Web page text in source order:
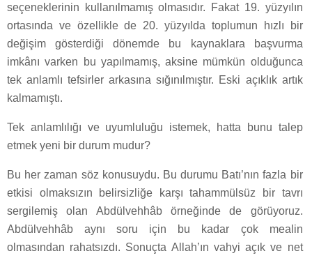
seçeneklerinin kullanılmamış olmasıdır. Fakat 19. yüzyılın
ortasında ve özellikle de 20. yüzyılda toplumun hızlı bir
değişim gösterdiği dönemde bu kaynaklara başvurma
imkânı varken bu yapılmamış, aksine mümkün olduğunca
tek anlamlı tefsirler arkasına sığınılmıştır. Eski açıklık artık
kalmamıştı.
Tek anlamlılığı ve uyumluluğu istemek, hatta bunu talep
etmek yeni bir durum mudur?
Bu her zaman söz konusuydu. Bu durumu Batı’nın fazla bir
etkisi olmaksızın belirsizliğe karşı tahammülsüz bir tavrı
sergilemiş olan Abdülvehhâb örneğinde de görüyoruz.
Abdülvehhâb aynı soru için bu kadar çok mealin
olmasından rahatsızdı. Sonuçta Allah’ın vahyi açık ve net